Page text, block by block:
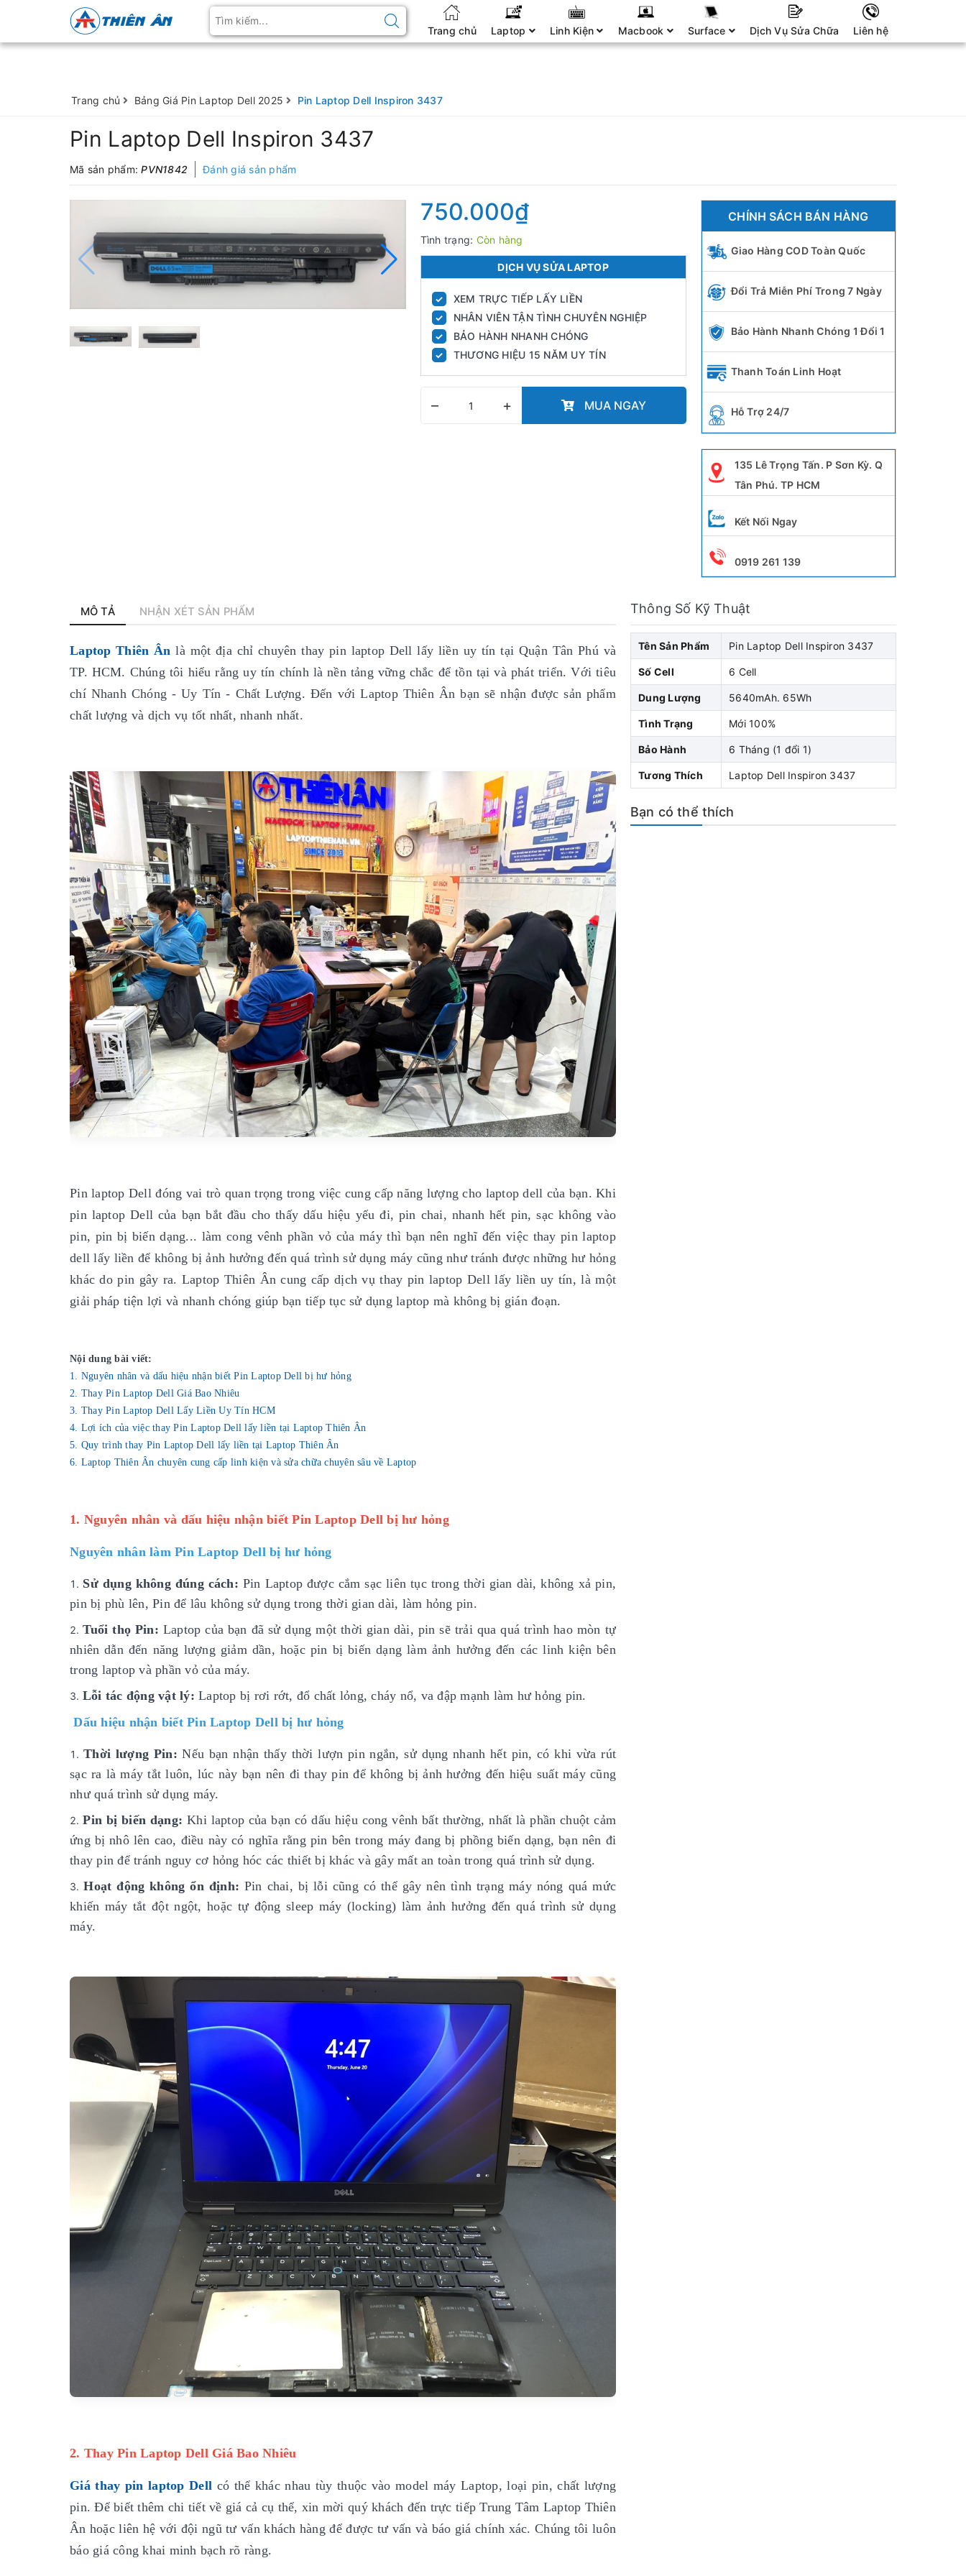
Trang chủ Laptop Linh Kiện Macbook Surface Dịch Vụ Sửa Chữa Liên hệ
Trang chủ Bảng Giá Pin Laptop Dell 2025 Pin Laptop Dell Inspiron 3437
Pin Laptop Dell Inspiron 3437
Mã sản phẩm:PVN1842 Đánh giá sản phẩm
750.000₫
Tình trạng: Còn hàng
DỊCH VỤ SỬA LAPTOP
✓ XEM TRỰC TIẾP LẤY LIỀN
✓ NHÂN VIÊN TẬN TÌNH CHUYÊN NGHIỆP
✓ BẢO HÀNH NHANH CHÓNG
✓ THƯƠNG HIỆU 15 NĂM UY TÍN
– + MUA NGAY
CHÍNH SÁCH BÁN HÀNG
Giao Hàng COD Toàn Quốc
Đổi Trả Miễn Phí Trong 7 Ngày
Bảo Hành Nhanh Chóng 1 Đổi 1
Thanh Toán Linh Hoạt
Hỗ Trợ 24/7
135 Lê Trọng Tấn. P Sơn Kỳ. Q
Tân Phú. TP HCM
Kết Nối Ngay
0919 261 139
MÔ TẢ NHẬN XÉT SẢN PHẨM
Laptop Thiên Ân là một địa chỉ chuyên thay pin laptop Dell lấy liền uy tín tại Quận Tân Phú và
TP. HCM. Chúng tôi hiểu rằng uy tín chính là nền tảng vững chắc để tồn tại và phát triển. Với tiêu
chí Nhanh Chóng - Uy Tín - Chất Lượng. Đến với Laptop Thiên Ân bạn sẽ nhận được sản phẩm
chất lượng và dịch vụ tốt nhất, nhanh nhất.
Pin laptop Dell đóng vai trò quan trọng trong việc cung cấp năng lượng cho laptop dell của bạn. Khi
pin laptop Dell của bạn bắt đầu cho thấy dấu hiệu yếu đi, pin chai, nhanh hết pin, sạc không vào
pin, pin bị biến dạng... làm cong vênh phần vỏ của máy thì bạn nên nghĩ đến việc thay pin laptop
dell lấy liền để không bị ảnh hưởng đến quá trình sử dụng máy cũng như tránh được những hư hỏng
khác do pin gây ra. Laptop Thiên Ân cung cấp dịch vụ thay pin laptop Dell lấy liền uy tín, là một
giải pháp tiện lợi và nhanh chóng giúp bạn tiếp tục sử dụng laptop mà không bị gián đoạn.
Nội dung bài viết:
1. Nguyên nhân và dấu hiệu nhận biết Pin Laptop Dell bị hư hỏng
2. Thay Pin Laptop Dell Giá Bao Nhiêu
3. Thay Pin Laptop Dell Lấy Liền Uy Tín HCM
4. Lợi ích của việc thay Pin Laptop Dell lấy liền tại Laptop Thiên Ân
5. Quy trình thay Pin Laptop Dell lấy liền tại Laptop Thiên Ân
6. Laptop Thiên Ân chuyên cung cấp linh kiện và sửa chữa chuyên sâu về Laptop
1. Nguyên nhân và dấu hiệu nhận biết Pin Laptop Dell bị hư hỏng
Nguyên nhân làm Pin Laptop Dell bị hư hỏng
Sử dụng không đúng cách: Pin Laptop được cắm sạc liên tục trong thời gian dài, không xả pin,
pin bị phù lên, Pin để lâu không sử dụng trong thời gian dài, làm hỏng pin.
Tuổi thọ Pin: Laptop của bạn đã sử dụng một thời gian dài, pin sẽ trải qua quá trình hao mòn tự
nhiên dẫn đến năng lượng giảm dần, hoặc pin bị biến dạng làm ảnh hưởng đến các linh kiện bên
trong laptop và phần vỏ của máy.
Lỗi tác động vật lý: Laptop bị rơi rớt, đổ chất lỏng, cháy nổ, va đập mạnh làm hư hỏng pin.
Dấu hiệu nhận biết Pin Laptop Dell bị hư hỏng
Thời lượng Pin: Nếu bạn nhận thấy thời lượn pin ngắn, sử dụng nhanh hết pin, có khi vừa rút
sạc ra là máy tắt luôn, lúc này bạn nên đi thay pin để không bị ảnh hưởng đến hiệu suất máy cũng
như quá trình sử dụng máy.
Pin bị biến dạng: Khi laptop của bạn có dấu hiệu cong vênh bất thường, nhất là phần chuột cảm
ứng bị nhô lên cao, điều này có nghĩa rằng pin bên trong máy đang bị phồng biến dạng, bạn nên đi
thay pin để tránh nguy cơ hỏng hóc các thiết bị khác và gây mất an toàn trong quá trình sử dụng.
Hoạt động không ổn định: Pin chai, bị lỗi cũng có thể gây nên tình trạng máy nóng quá mức
khiến máy tắt đột ngột, hoặc tự động sleep máy (locking) làm ảnh hưởng đến quá trình sử dụng
máy.
2. Thay Pin Laptop Dell Giá Bao Nhiêu
Giá thay pin laptop Dell có thể khác nhau tùy thuộc vào model máy Laptop, loại pin, chất lượng
pin. Để biết thêm chi tiết về giá cả cụ thể, xin mời quý khách đến trực tiếp Trung Tâm Laptop Thiên
Ân hoặc liên hệ với đội ngũ tư vấn khách hàng để được tư vấn và báo giá chính xác. Chúng tôi luôn
báo giá công khai minh bạch rõ ràng.
Thông Số Kỹ Thuật
Tên Sản Phẩm Pin Laptop Dell Inspiron 3437
Số Cell 6 Cell
Dung Lượng 5640mAh. 65Wh
Tình Trạng Mới 100%
Bảo Hành 6 Tháng (1 đổi 1)
Tương Thích Laptop Dell Inspiron 3437
Bạn có thể thích